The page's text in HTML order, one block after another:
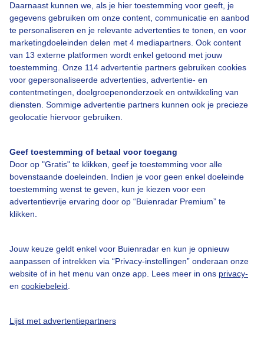
Daarnaast kunnen we, als je hier toestemming voor geeft, je
gegevens gebruiken om onze content, communicatie en aanbod
te personaliseren en je relevante advertenties te tonen, en voor
marketingdoeleinden delen met 4 mediapartners. Ook content
van 13 externe platformen wordt enkel getoond met jouw
toestemming. Onze 114 advertentie partners gebruiken cookies
voor gepersonaliseerde advertenties, advertentie- en
contentmetingen, doelgroepenonderzoek en ontwikkeling van
diensten. Sommige advertentie partners kunnen ook je precieze
geolocatie hiervoor gebruiken.
Geef toestemming of betaal voor toegang
Door op "Gratis" te klikken, geef je toestemming voor alle
bovenstaande doeleinden. Indien je voor geen enkel doeleinde
toestemming wenst te geven, kun je kiezen voor een
advertentievrije ervaring door op “Buienradar Premium” te
klikken.
Jouw keuze geldt enkel voor Buienradar en kun je opnieuw
aanpassen of intrekken via “Privacy-instellingen” onderaan onze
website of in het menu van onze app. Lees meer in ons privacy-
en cookiebeleid
Lijst met advertentiepartners
Een moment geduld aub...
Over Buienradar
Bedrijfsgegevens
Veelgestelde vragen
Toegankelijkheid
Gebruikersvoorwaarden
Adverteren